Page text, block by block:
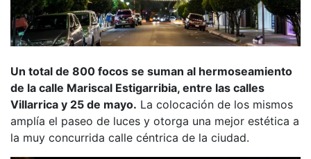
Un total de 800 focos se suman al hermoseamiento
de la calle Mariscal Estigarribia, entre las calles
Villarrica y 25 de mayo. La colocación de los mismos
amplía el paseo de luces y otorga una mejor estética a
la muy concurrida calle céntrica de la ciudad.